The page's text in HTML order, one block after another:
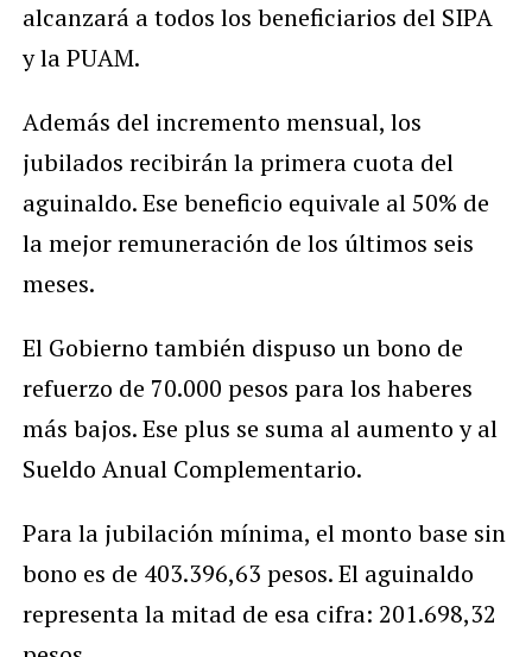
alcanzará a todos los beneficiarios del SIPA
y la PUAM.
Además del incremento mensual, los
jubilados recibirán la primera cuota del
aguinaldo. Ese beneficio equivale al 50% de
la mejor remuneración de los últimos seis
meses.
El Gobierno también dispuso un bono de
refuerzo de 70.000 pesos para los haberes
más bajos. Ese plus se suma al aumento y al
Sueldo Anual Complementario.
Para la jubilación mínima, el monto base sin
bono es de 403.396,63 pesos. El aguinaldo
representa la mitad de esa cifra: 201.698,32